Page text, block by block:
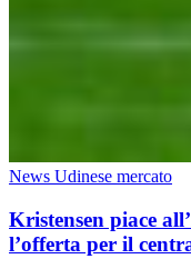
News Udinese mercato
Kristensen piace
l’offerta per il